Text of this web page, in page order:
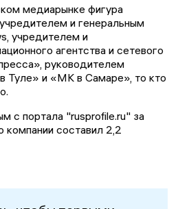
медиарынке фигура
и генеральным
учредителем и
агентства и сетевого
руководителем
Туле» и «МК в Самаре», то кто
с портала "rusprofile.ru" за
компании составил 2,2